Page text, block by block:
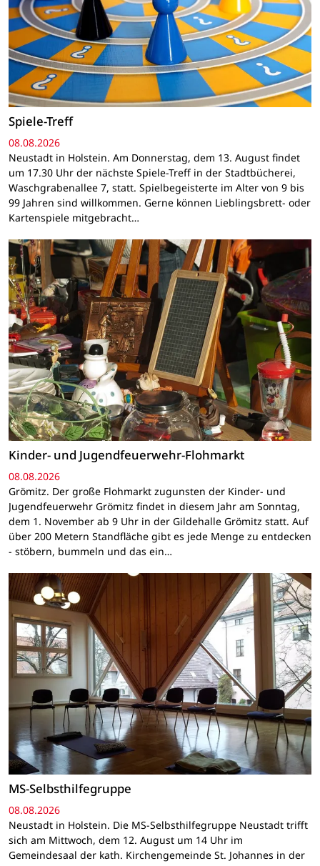
Spiele-Treff
08.08.2026
Neustadt in Holstein. Am Donnerstag, dem 13. August findet
um 17.30 Uhr der nächste Spiele-Treff in der Stadtbücherei,
Waschgrabenallee 7, statt. Spielbegeisterte im Alter von 9 bis
99 Jahren sind willkommen. Gerne können Lieblingsbrett- oder
Kartenspiele mitgebracht…
Kinder- und Jugendfeuerwehr-Flohmarkt
08.08.2026
Grömitz. Der große Flohmarkt zugunsten der Kinder- und
Jugendfeuerwehr Grömitz findet in diesem Jahr am Sonntag,
dem 1. November ab 9 Uhr in der Gildehalle Grömitz statt. Auf
über 200 Metern Standfläche gibt es jede Menge zu entdecken
- stöbern, bummeln und das ein…
MS-Selbsthilfegruppe
08.08.2026
Neustadt in Holstein. Die MS-Selbsthilfegruppe Neustadt trifft
sich am Mittwoch, dem 12. August um 14 Uhr im
Gemeindesaal der kath. Kirchengemeinde St. Johannes in der